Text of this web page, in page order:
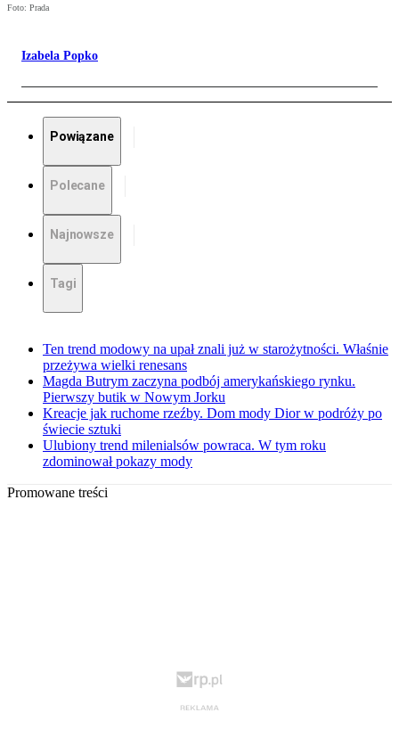
Foto: Prada
Izabela Popko
Powiązane
Polecane
Najnowsze
Tagi
Ten trend modowy na upał znali już w starożytności. Właśnie
przeżywa wielki renesans
Magda Butrym zaczyna podbój amerykańskiego rynku.
Pierwszy butik w Nowym Jorku
Kreacje jak ruchome rzeźby. Dom mody Dior w podróży po
świecie sztuki
Ulubiony trend milenialsów powraca. W tym roku
zdominował pokazy mody
Promowane treści